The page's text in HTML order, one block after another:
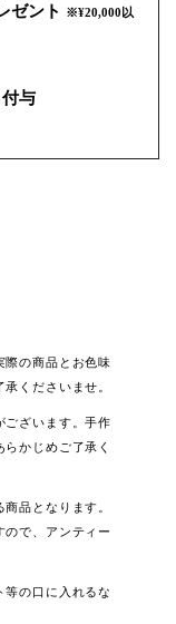
ゼント
※¥20,000以
与
際の商品とお色味
くださいませ。
ございます。手作
かじめご了承く
品となります。
ので、アンティー
等の口に入れるな